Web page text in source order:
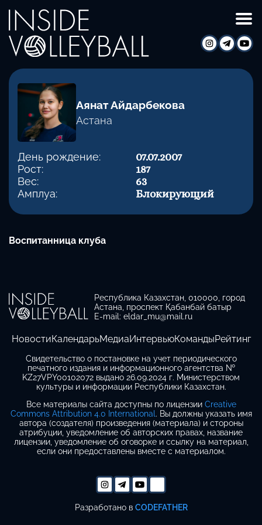
Аянат Айдарбекова
Астана
День рождение:
07.07.2007
Рост:
187
Вес:
63
Амплуа:
Блокирующий
Воспитанница клуба
Республика Казахстан, 010000, город
Астана, проспект Қабанбай батыр
E-mail: eldar_mu@mail.ru
НовостиКалендарьМедиаИнтервьюКомандыРейтинг
Свидетельство о постановке на учет периодического
печатного издания и информационного агентства №
KZ27VPY00102072 выдано 26.09.2024 г. Министерством
культуры и информации Республики Казахстан.
Все материалы сайта доступны по лицензии Creative
Commons Attribution 4.0 International . Вы должны указать имя
автора (создателя) произведения (материала) и стороны
атрибуции, уведомление об авторских правах, название
лицензии, уведомление об оговорке и ссылку на материал,
если они предоставлены вместе с материалом.
Разработано в CODEFATHER